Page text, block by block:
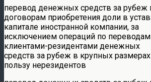
перевод денежных средств за рубеж
договорам приобретения доли в
капитале иностранной компании, за
исключением операций по переводам
клиентами-резидентами денежных
средств за рубеж в крупных
пользу нерезидентов